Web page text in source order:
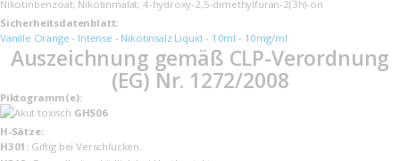
Nikotinbenzoat; Nikotinmalat; 4-hydroxy-2,5-dimethylfuran-2(3h)-on
Sicherheits­datenblatt:
Vanille Orange - Intense - Nikotinsalz Liquid - 10ml - 10mg/ml
Auszeichnung gemäß CLP-Verordnung
(EG) Nr. 1272/2008
Piktogramm(e):
GHS06
H-Sätze:
H301: Giftig bei Verschlucken.